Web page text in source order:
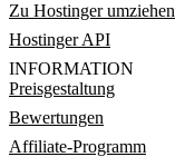
Zu Hostinger umziehen
Hostinger API
INFORMATION
Preisgestaltung
Bewertungen
Affiliate-Programm